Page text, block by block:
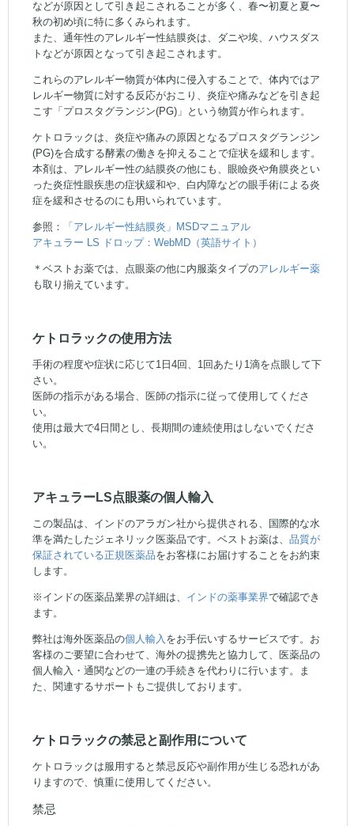
などが原因として引き起こされることが多く、春〜初夏と夏〜
秋の初め頃に特に多くみられます。
また、通年性のアレルギー性結膜炎は、ダニや埃、ハウスダス
トなどが原因となって引き起こされます。
これらのアレルギー物質が体内に侵入することで、体内ではア
レルギー物質に対する反応がおこり、炎症や痛みなどを引き起
こす「プロスタグランジン(PG)」という物質が作られます。
ケトロラックは、炎症や痛みの原因となるプロスタグランジン
(PG)を合成する酵素の働きを抑えることで症状を緩和します。
本剤は、アレルギー性の結膜炎の他にも、眼瞼炎や角膜炎とい
った炎症性眼疾患の症状緩和や、白内障などの眼手術による炎
症を緩和させるのにも用いられています。
参照：
「アレルギー性結膜炎」MSDマニュアル
アキュラー LS ドロップ：WebMD（英語サイト）
＊ベストお薬では、点眼薬の他に内服薬タイプのアレルギー薬
も取り揃えています。
ケトロラックの使用方法
手術の程度や症状に応じて1日4回、1回あたり1滴を点眼して下
さい。
医師の指示がある場合、医師の指示に従って使用してくださ
い。
使用は最大で4日間とし、長期間の連続使用はしないでくださ
い。
アキュラーLS点眼薬の個人輸入
この製品は、インドのアラガン社から提供される、国際的な水
準を満たしたジェネリック医薬品です。ベストお薬は、 品質が
保証されている正規医薬品をお客様にお届けすることをお約束
します。
※インドの医薬品業界の詳細は、 インドの薬事業界で確認でき
ます。
弊社は海外医薬品の個人輸入をお手伝いするサービスです。お
客様のご要望に合わせて、海外の提携先と協力して、医薬品の
個人輸入・通関などの一連の手続きを代わりに行います。ま
た、関連するサポートもご提供しております。
ケトロラックの禁忌と副作用について
ケトロラックは服用すると禁忌反応や副作用が生じる恐れがあ
りますので、慎重に使用してください。
禁忌